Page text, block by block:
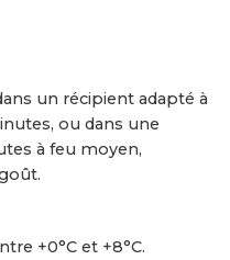
gourmande
un récipient adapté à
ou dans une
à feu moyen,
+0°C et +8°C.